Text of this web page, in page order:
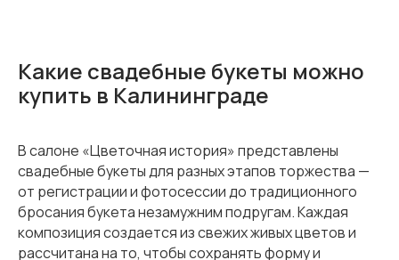
Какие свадебные букеты можно
купить в Калининграде
В салоне «Цветочная история» представлены
свадебные букеты для разных этапов торжества —
от регистрации и фотосессии до традиционного
бросания букета незамужним подругам. Каждая
композиция создается из свежих живых цветов и
рассчитана на то, чтобы сохранять форму и